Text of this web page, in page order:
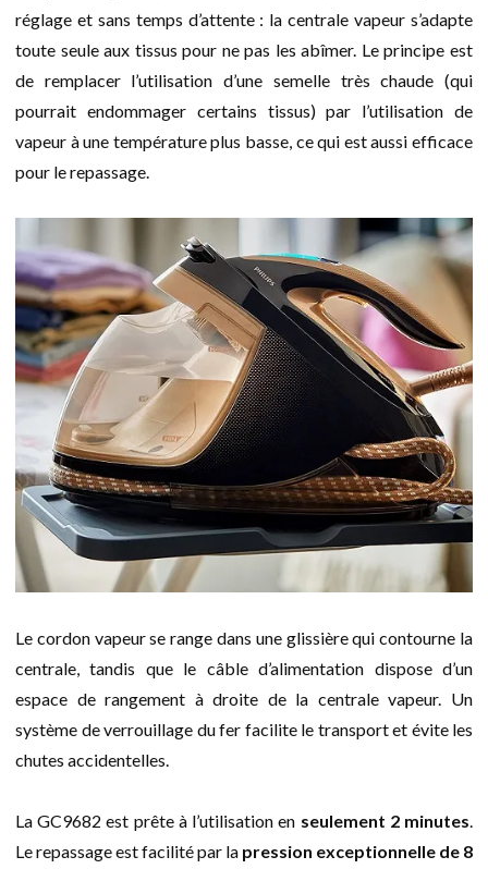
réglage et sans temps d’attente : la centrale vapeur s’adapte
toute seule aux tissus pour ne pas les abîmer. Le principe est
de remplacer l’utilisation d’une semelle très chaude (qui
pourrait endommager certains tissus) par l’utilisation de
vapeur à une température plus basse, ce qui est aussi efficace
pour le repassage.
Le cordon vapeur se range dans une glissière qui contourne la
centrale, tandis que le câble d’alimentation dispose d’un
espace de rangement à droite de la centrale vapeur. Un
système de verrouillage du fer facilite le transport et évite les
chutes accidentelles.
La GC9682 est prête à l’utilisation en seulement 2 minutes.
Le repassage est facilité par la pression exceptionnelle de 8